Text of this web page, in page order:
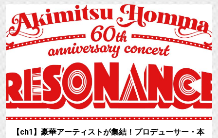
【ch1】豪華アーティストが集結！プロデューサー・本